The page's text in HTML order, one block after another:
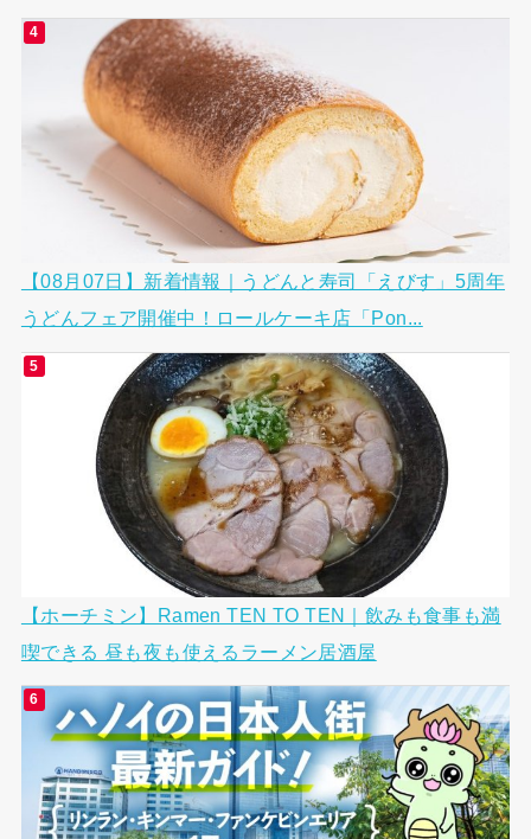
【08月07日】新着情報｜うどんと寿司「えびす」5周年
うどんフェア開催中！ロールケーキ店「Pon...
【ホーチミン】Ramen TEN TO TEN｜飲みも食事も満
喫できる 昼も夜も使えるラーメン居酒屋